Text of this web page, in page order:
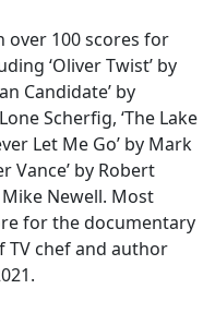
over 100 scores for
‘Oliver Twist’ by
Candidate’ by
Scherfig, ‘The Lake
Let Me Go’ by Mark
Vance’ by Robert
Mike Newell. Most
for the documentary
TV chef and author